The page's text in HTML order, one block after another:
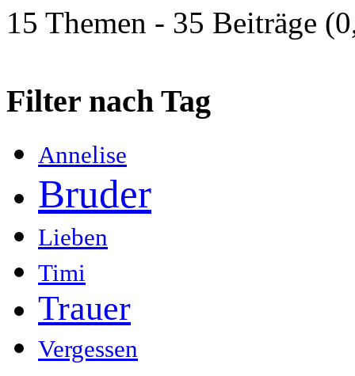
15 Themen - 35 Beiträge
Filter nach Tag
Annelise
Bruder
Lieben
Timi
Trauer
Vergessen